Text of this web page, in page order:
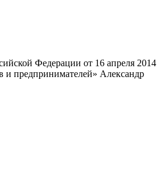
Федерации от 16 апреля 2014
и предпринимателей» Александр